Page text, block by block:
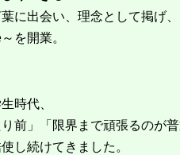
に出会い、理念として掲げ、
を開業。
時代、
前」「限界まで頑張るのが普
し続けてきました。